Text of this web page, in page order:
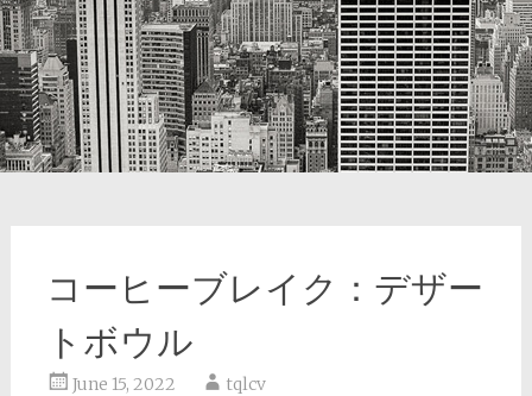
コーヒーブレイク：デザー
トボウル
June 15, 2022 tqlcv